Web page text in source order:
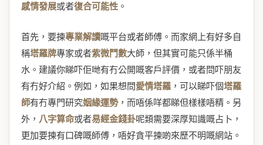
感情發展或者復合可能性 。
首先，要揀專業解讀嘅平台或者師傅。而家網上有好多自
稱塔羅牌專家或者紫微鬥數大師，但其實可能只係半桶
水。建議你睇吓佢哋有冇公開嘅客戶評價，或者問吓朋友
有冇好介紹。例如，如果想問愛情塔羅 ，可以睇吓個塔羅
師有冇專門研究姻緣運勢，而唔係咩都睇但樣樣唔精。另
外， 八字算命或者易經金錢卦呢類需要深厚知識嘅占卜，
更加要揀有口碑嘅師傅，唔好貪平揀啲來歷不明嘅網站。